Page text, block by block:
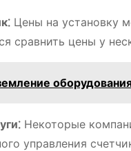
Цены на установку
сравнить цены у
Некоторые
управления